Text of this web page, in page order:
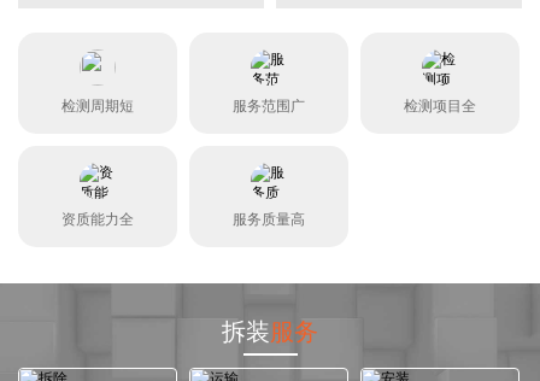
检测周期短 服务范围广 检测项目全
资质能力全 服务质量高
拆装服务